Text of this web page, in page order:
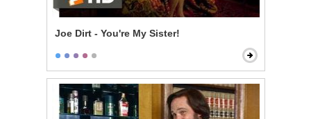
Joe Dirt - You're My Sister!